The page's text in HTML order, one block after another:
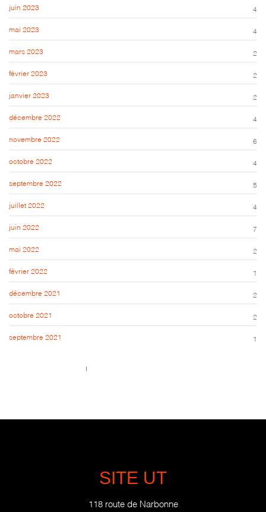
juin 2023 4
mai 2023 4
mars 2023 2
février 2023 2
janvier 2023 2
décembre 2022 4
novembre 2022 6
octobre 2022 4
septembre 2022 5
juillet 2022 4
juin 2022 7
mai 2022 2
février 2022 1
décembre 2021 2
octobre 2021 2
septembre 2021 1
SITE UT
118 route de Narbonne